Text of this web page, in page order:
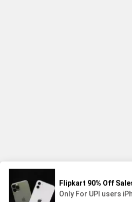
Integritet och cookies: Den här webbplatsen
Om du vill veta mer, inklusive hur du